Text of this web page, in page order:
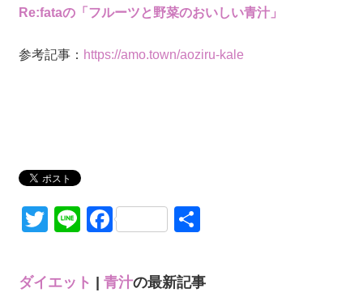
Re:fataの「フルーツと野菜のおいしい青汁」
参考記事： https://amo.town/aoziru-kale
Twitter
LineFacebook
ダイエット | 青汁の最新記事